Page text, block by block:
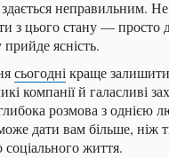
неправильним.
з цього стану — просто
прийде ясність.
сьогоднікраще
компанії й галасливі
розмова з однією
дати вам більше, ніж
соціального життя.